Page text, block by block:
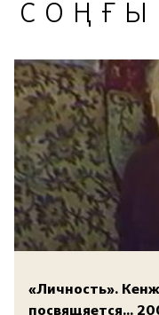
СОҢҒЫ
«Личность».
посвящяется...